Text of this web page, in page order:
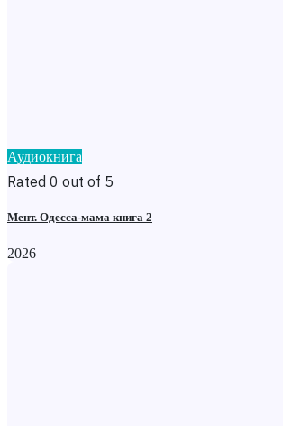
Аудиокнига
Rated 0 out of 5
Мент. Одесса-мама книга 2
2026